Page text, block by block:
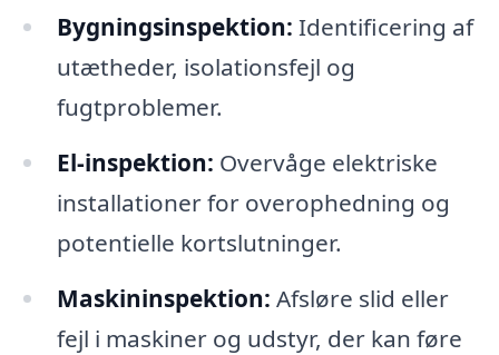
Bygningsinspektion: Identificering af
utætheder, isolationsfejl og
fugtproblemer.
El-inspektion: Overvåge elektriske
installationer for overophedning og
potentielle kortslutninger.
Maskininspektion: Afsløre slid eller
fejl i maskiner og udstyr, der kan føre